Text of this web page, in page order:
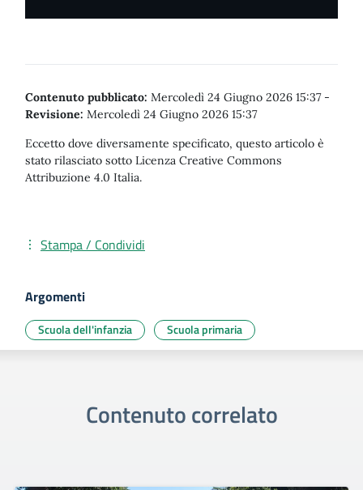
Contenuto pubblicato: Mercoledì 24 Giugno 2026 15:37 -
Revisione: Mercoledì 24 Giugno 2026 15:37
Eccetto dove diversamente specificato, questo articolo è
stato rilasciato sotto Licenza Creative Commons
Attribuzione 4.0 Italia.
Stampa / Condividi
Argomenti
Scuola dell'infanzia Scuola primaria
Contenuto correlato